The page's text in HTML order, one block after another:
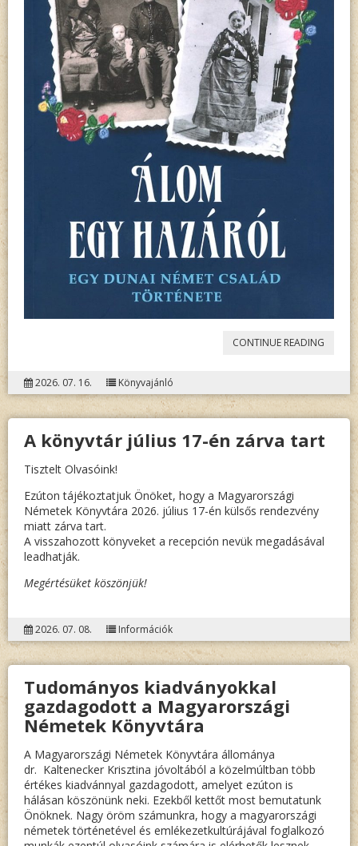
CONTINUE READING
ÁLOM
EGY
2026. 07. 16. Könyvajánló
A könyvtár július 17-én zárva tart
Tisztelt Olvasóink!
Ezúton tájékoztatjuk Önöket, hogy a Magyarországi
Németek Könyvtára 2026. július 17-én külsős rendezvény
miatt zárva tart.
A visszahozott könyveket a recepción nevük megadásával
leadhatják.
Megértésüket köszönjük!
2026. 07. 08. Információk
Tudományos kiadványokkal
gazdagodott a Magyarországi
Németek Könyvtára
A Magyarországi Németek Könyvtára állománya
dr. Kaltenecker Krisztina jóvoltából a közelmúltban több
értékes kiadvánnyal gazdagodott, amelyet ezúton is
hálásan köszönünk neki. Ezekből kettőt most bemutatunk
Önöknek. Nagy öröm számunkra, hogy a magyarországi
németek történetével és emlékezetkultúrájával foglalkozó